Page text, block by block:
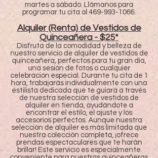
martes a sábado. Llámanos para
programar tu cita al 469-993-1066
Alquiler (Renta) de Vestidos de
Quinceañera - $25*
Disfruta de la comodidad y belleza de
nuestro servicio de alquiler de vestidos de
quinceañera, perfectos para tu gran día,
una sesión de fotos o cualquier
celebración especial. Durante tu cita de 1
hora, trabajarás individualmente con una
estilista dedicada que te guiará a través
de nuestra selección de vestidos de
alquiler en tienda, ayudándote a
encontrar el estilo, el ajuste y los
accesorios perfectos. Aunque nuestra
selección de alquiler es más limitada que
nuestra colección completa, ¡ofrece
prendas espectaculares que te harán
brillar! Este servicio es especialmente